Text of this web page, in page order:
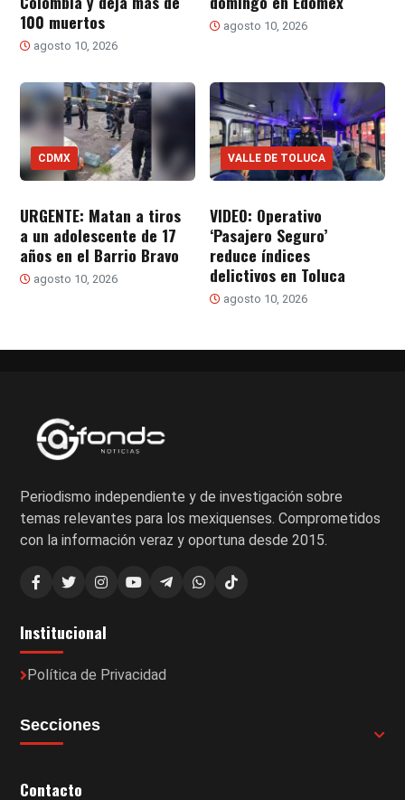
100 muertos
agosto 10, 2026
agosto 10, 2026
CDMX
URGENTE: Matan a tiros
a un adolescente de 17
años en el Barrio Bravo
agosto 10, 2026
VALLE DE TOLUCA
VIDEO: Operativo
‘Pasajero Seguro’
reduce índices
delictivos en Toluca
agosto 10, 2026
Periodismo independiente y de investigación sobre
temas relevantes para los mexiquenses. Comprometidos
con la información veraz y oportuna desde 2015.
Institucional
Política de Privacidad
Secciones
Contacto